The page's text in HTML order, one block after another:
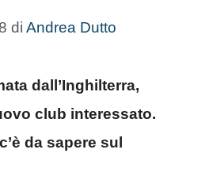
di Andrea Dutto
dall’Inghilterra,
club interessato.
da sapere sul